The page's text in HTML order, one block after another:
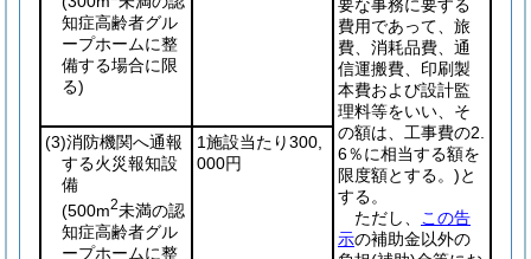
要な事務に要する
費用であって、旅
費、消耗品費、通
信運搬費、印刷製
本費および設計監
理料等をいい、そ
の額は、工事費の2.
6％に相当する額を
限度額とする。)と
する。
ただし、
この告
示の補助金以外の
知症高齢者グル
ープホームに整
備する場合に限
る)
(3)消防機関へ通報
する火災報知設
備
(500m2未満の認
知症高齢者グル
ープホームに整
1施設当たり300,
000円